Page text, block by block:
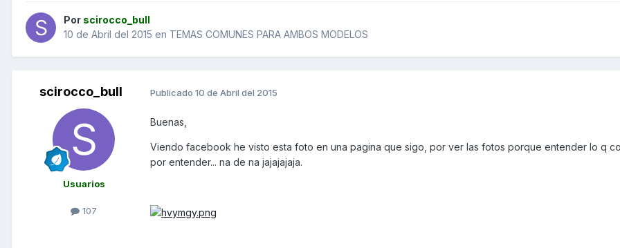
Por scirocco_bull
10 de Abril del 2015 en TEMAS COMUNES PARA AMBOS MODELOS
scirocco_bull
Usuarios
107
Publicado 10 de Abril del 2015
Buenas,
Viendo facebook he visto esta foto en una pagina que sigo, por ver las fotos porque entender lo q
por entender... na de na jajajajaja.